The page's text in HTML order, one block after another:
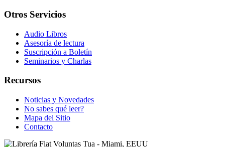
Otros Servicios
Audio Libros
Asesoría de lectura
Suscripción a Boletín
Seminarios y Charlas
Recursos
Noticias y Novedades
No sabes qué leer?
Mapa del Sitio
Contacto